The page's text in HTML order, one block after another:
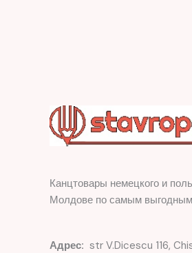
Канцтовары немецкого и
Молдове по самым выгодным
Адрес: str V.Dicescu 116,